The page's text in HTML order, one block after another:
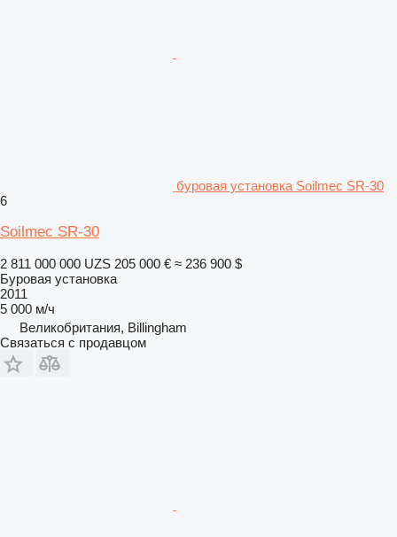
буровая установка Soilmec SR-30
6
Soilmec SR-30
2 811 000 000 UZS 205 000 € ≈ 236 900 $
Буровая установка
2011
5 000 м/ч
Великобритания, Billingham
Связаться с продавцом